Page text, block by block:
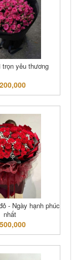
trọn yêu thương
- Ngày hạnh phúc
nhất